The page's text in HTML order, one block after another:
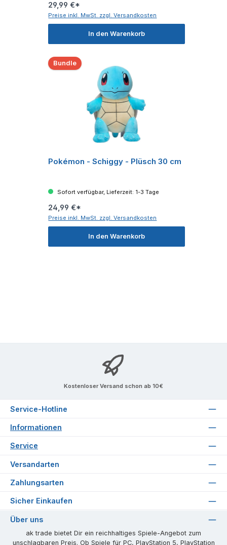
29,99 €*
Preise inkl. MwSt. zzgl. Versandkosten
In den Warenkorb
Bundle
Pokémon - Schiggy - Plüsch 30 cm
Sofort verfügbar, Lieferzeit: 1-3 Tage
24,99 €*
Preise inkl. MwSt. zzgl. Versandkosten
In den Warenkorb
Kostenloser Versand schon ab 10€
Service-Hotline
Informationen
Service
Versandarten
Zahlungsarten
Sicher Einkaufen
Über uns
ak trade bietet Dir ein reichhaltiges Spiele-Angebot zum
unschlagbaren Preis. Ob Spiele für PC, PlayStation 5, PlayStation